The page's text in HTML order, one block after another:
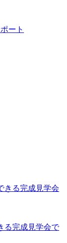
ート
る完成見学会で